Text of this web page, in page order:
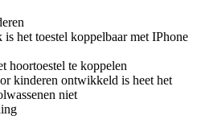
het toestel koppelbaar met IPhone
hoortoestel te koppelen
kinderen ontwikkeld is heet het
niet